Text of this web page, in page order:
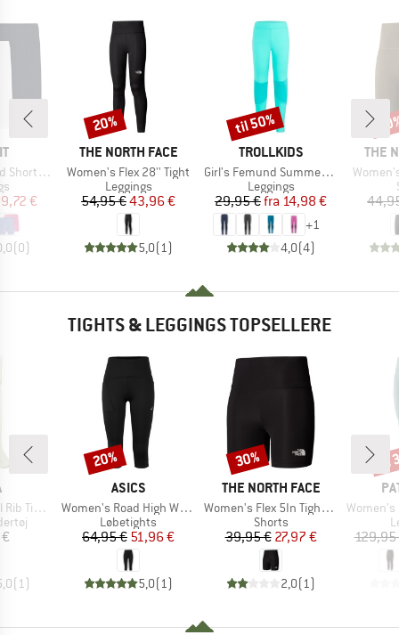
2-Pack
pris
9,72 €
(0)
MÆRKE
THE NORTH FACE
Artikel
Women's Flex 28'' Tight
Produktgruppe
Leggings
Pris
54,95 €Nedsat pris
43,96 €
5,0(1 )
Rabat
20%
MÆRKE
TROLLKIDS
Artikel
Girl's Femund Summer Tights
Produktgruppe
Leggings
Pris
29,95 € Nedsat pris
fra 14,98 €
+1
4,0(4)
Rabat
til 50%
THE
Artikel
TIGHTS & LEGGINGS TOPSELLERE
Tights
(1)
MÆRKE
ASICS
Artikel
Women's Road High Waist Capri Tight
Produktgruppe
Løbetights
Pris
64,95 €Nedsat pris
51,96 €
5,0(1)
Rabat
20%
MÆRKE
THE NORTH FACE
Artikel
Women's Flex 5In Tight Short
Produktgruppe
Shorts
Pris
39,95 €Nedsat pris
27,97 €
2,0(1)
Rabat
30%
Artikel
Women's
129,95